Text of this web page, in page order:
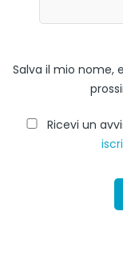
Salva il mio nome,
Ricevi un